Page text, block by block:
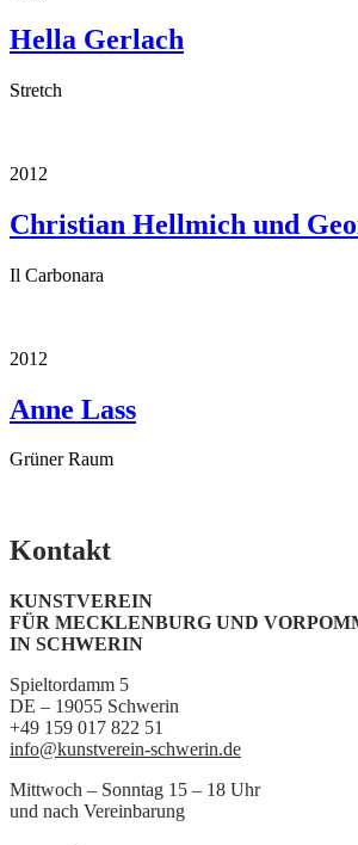
Hella Gerlach
Stretch
2012
Christian Hellmich und
Il Carbonara
2012
Anne Lass
Grüner Raum
Kontakt
KUNSTVEREIN
FÜR MECKLENBURG UND
IN SCHWERIN
Spieltordamm 5
DE – 19055 Schwerin
+49 159 017 822 51
info@kunstverein-schwerin.de
Mittwoch – Sonntag 15 – 18 Uhr
und nach Vereinbarung